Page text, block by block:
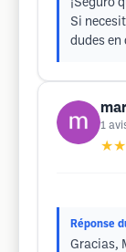
¡Seguro
Si
dudes en
1
Réponse
Gracias,